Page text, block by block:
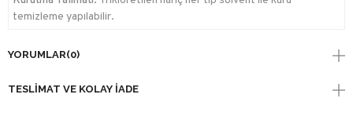
temizleme yapılabilir.
YORUMLAR(0)
TESLIMAT VE KOLAY İADE